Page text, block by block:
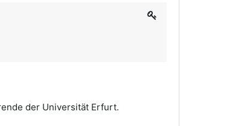
der Universität Erfurt.